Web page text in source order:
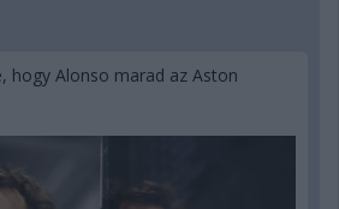
hogy Alonso marad az Aston